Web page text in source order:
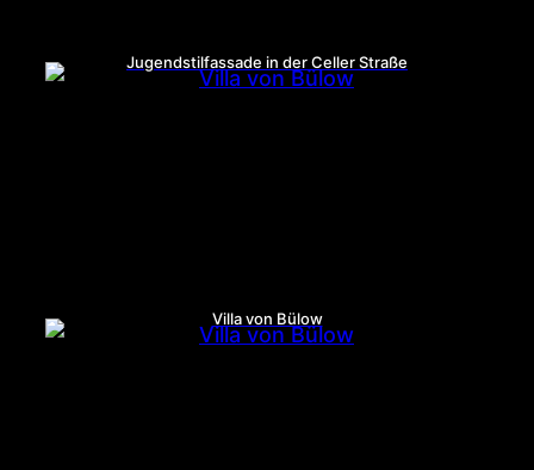
Jugendstilfassade in der Celler Straße
Villa von Bülow